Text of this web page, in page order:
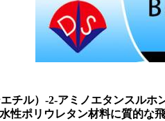
チル）-2-アミノエタンスル
性ポリウレタン材料に質的な